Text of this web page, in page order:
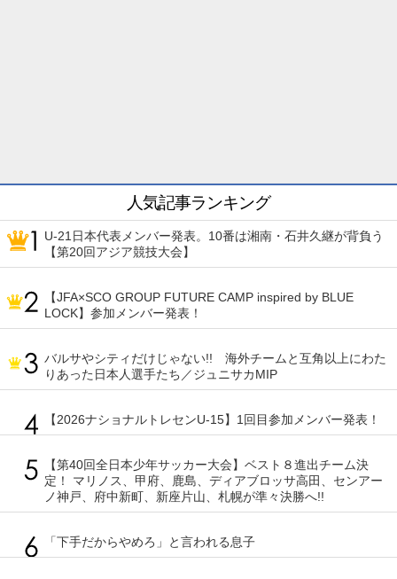
人気記事ランキング
U-21日本代表メンバー発表。10番は湘南・石井久継が背負う
【第20回アジア競技大会】
【JFA×SCO GROUP FUTURE CAMP inspired by BLUE
LOCK】参加メンバー発表！
バルサやシティだけじゃない!! 海外チームと互角以上にわた
りあった日本人選手たち／ジュニサカMIP
【2026ナショナルトレセンU-15】1回目参加メンバー発表！
【第40回全日本少年サッカー大会】ベスト８進出チーム決
定！ マリノス、甲府、鹿島、ディアブロッサ高田、センアー
ノ神戸、府中新町、新座片山、札幌が準々決勝へ!!
「下手だからやめろ」と言われる息子